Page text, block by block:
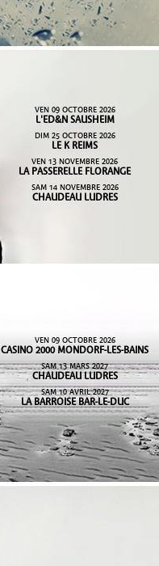
VEN 09 OCTOBRE 2026
L'ED&N SAUSHEIM
DIM 25 OCTOBRE 2026
LE K REIMS
VEN 13 NOVEMBRE 2026
LA PASSERELLE FLORANGE
SAM 14 NOVEMBRE 2026
CHAUDEAU LUDRES
VEN 09 OCTOBRE 2026
CASINO 2000 MONDORF-LES-BAINS
SAM 13 MARS 2027
CHAUDEAU LUDRES
SAM 10 AVRIL 2027
LA BARROISE BAR-LE-DUC